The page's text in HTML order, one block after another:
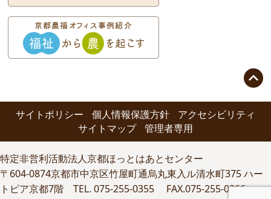

サイトポリシー 個人情報保護方針
アクセシビリティ
サイトマップ
管理者専用
特定非営利活動法人京都ほっとはあとセンター
〒604-0874京都市中京区竹屋町通烏丸東入ル清水町375 ハー
トピア京都7階 TEL. 075-255-0355 FAX.075-255-0366